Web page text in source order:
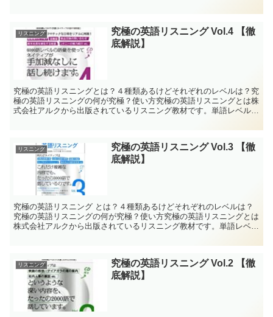
リスニング
究極の英語リスニング Vol.4 【徹
底解説】
究極の英語リスニングとは？４種類あるけどそれぞれのレベルは？究
極の英語リスニングの何が究極？使い方究極の英語リスニングとは株
式会社アルクから出版されているリスニング教材です。単語レベル別
リスニング
究極の英語リスニング Vol.3 【徹
底解説】
究極の英語リスニング とは？４種類あるけどそれぞれのレベルは？
究極の英語リスニングの何が究極？使い方究極の英語リスニングとは
株式会社アルクから出版されているリスニング教材です。単語レベル
リスニング
究極の英語リスニング Vol.2 【徹
底解説】